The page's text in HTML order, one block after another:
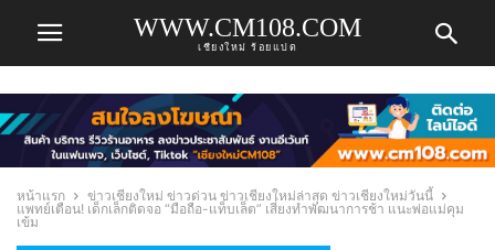
WWW.CM108.COM
เชียงใหม่ ร้อยแปด
หน้าแรก
ข่าวเชียงใหม่ ข่าวด่วน ข่าวเชียงใหม่ล่าสุด ข่าวเชียงใหม่วันนี้
แพทย์เตือน! เด็กเล็กติดจอ “มือถือ-แท็บเล็ต” เสี่ยงทำพัฒนาการช้า แนะพ่อแม่คุม
เข้ม